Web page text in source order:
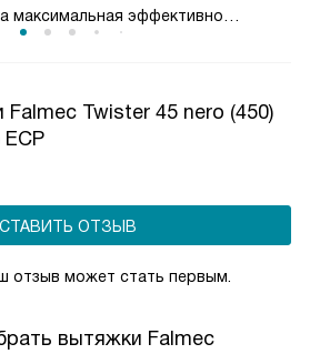
максимальная эффективно
мощностью вытяжки, снижая
срок службы двигателя,
Twister 45 nero (450)
ОТЗЫВ
отзыв может стать первым.
вытяжки Falmec